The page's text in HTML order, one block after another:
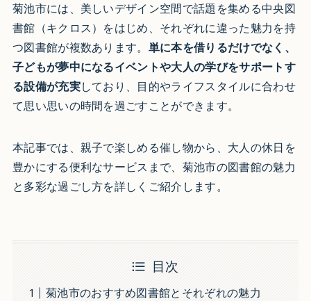
菊池市には、美しいデザイン空間で話題を集める中央図
書館（キクロス）をはじめ、それぞれに違った魅力を持
つ図書館が複数あります。 単に本を借りるだけでなく、
子どもが夢中になるイベントや大人の学びをサポートす
る設備が充実しており、目的やライフスタイルに合わせ
て思い思いの時間を過ごすことができます。
本記事では、親子で楽しめる催し物から、大人の休日を
豊かにする便利なサービスまで、菊池市の図書館の魅力
と多彩な過ごし方を詳しくご紹介します。
目次
菊池市のおすすめ図書館とそれぞれの魅力